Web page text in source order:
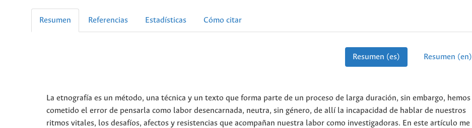
Resumen Referencias Estadísticas Cómo citar
Resumen (es) Resumen (en)
La etnografía es un método, una técnica y un texto que forma parte de un proceso de larga duración, sin embargo, hemos
cometido el error de pensarla como labor desencarnada, neutra, sin género, de allí la incapacidad de hablar de nuestros
ritmos vitales, los desafíos, afectos y resistencias que acompañan nuestra labor como investigadoras. En este artículo me